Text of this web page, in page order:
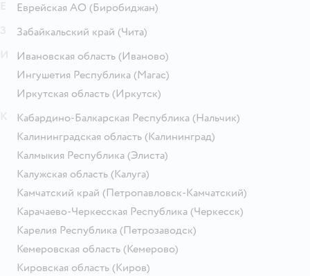
Еврейская АО (Биробиджан)
Забайкальский край (Чита)
Ивановская область (Иваново)
Ингушетия Республика (Магас)
Иркутская область (Иркутск)
Кабардино-Балкарская Республика (Нальчик)
Калининградская область (Калининград)
Калмыкия Республика (Элиста)
Калужская область (Калуга)
Камчатский край (Петропавловск-Камчатский)
Карачаево-Черкесская Республика (Черкесск)
Карелия Республика (Петрозаводск)
Кемеровская область (Кемерово)
Кировская область (Киров)